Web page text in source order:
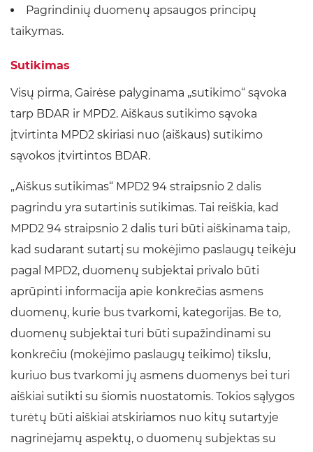
Pagrindinių duomenų apsaugos principų
taikymas.
Sutikimas
Visų pirma, Gairėse palyginama „sutikimo“ sąvoka
tarp BDAR ir MPD2. Aiškaus sutikimo sąvoka
įtvirtinta MPD2 skiriasi nuo (aiškaus) sutikimo
sąvokos įtvirtintos BDAR.
„Aiškus sutikimas“ MPD2 94 straipsnio 2 dalis
pagrindu yra sutartinis sutikimas. Tai reiškia, kad
MPD2 94 straipsnio 2 dalis turi būti aiškinama taip,
kad sudarant sutartį su mokėjimo paslaugų teikėju
pagal MPD2, duomenų subjektai privalo būti
aprūpinti informacija apie konkrečias asmens
duomenų, kurie bus tvarkomi, kategorijas. Be to,
duomenų subjektai turi būti supažindinami su
konkrečiu (mokėjimo paslaugų teikimo) tikslu,
kuriuo bus tvarkomi jų asmens duomenys bei turi
aiškiai sutikti su šiomis nuostatomis. Tokios sąlygos
turėtų būti aiškiai atskiriamos nuo kitų sutartyje
nagrinėjamų aspektų, o duomenų subjektas su